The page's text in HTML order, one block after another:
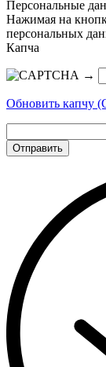
Персональные
Нажимая на
персональных
Капча
→
Обновить капчу
Отправить